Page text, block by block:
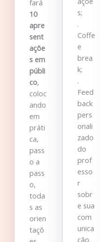
fará
10
apre
sent
açõe
s em
públi
co,
coloc
ando
em
práti
ca,
pass
o a
pass
o,
toda
s as
orien
taçõ
s;
.
Coffe
e
brea
k;
.
Feed
back
pers
onali
zado
do
prof
esso
r
sobr
e sua
com
unica
ção.